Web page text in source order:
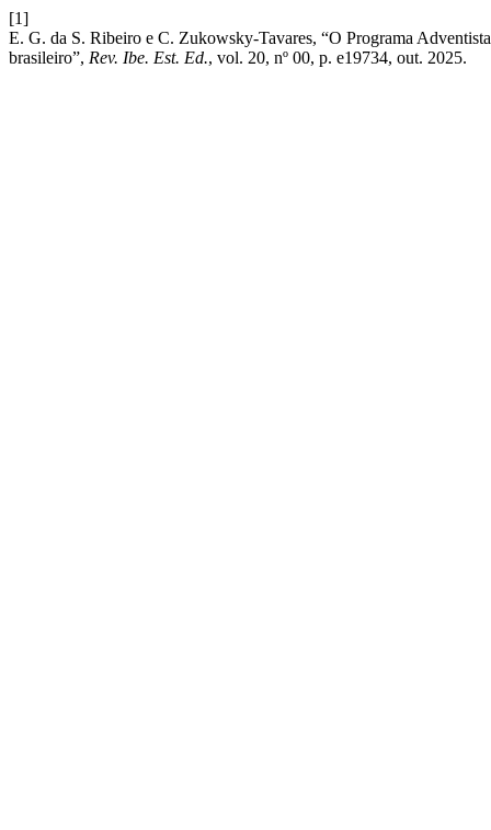
[1]
E. G. da S. Ribeiro e C. Zukowsky-Tavares, “O Programa
brasileiro”, Rev. Ibe. Est. Ed., vol. 20, nº 00, p. e19734, out. 2025.